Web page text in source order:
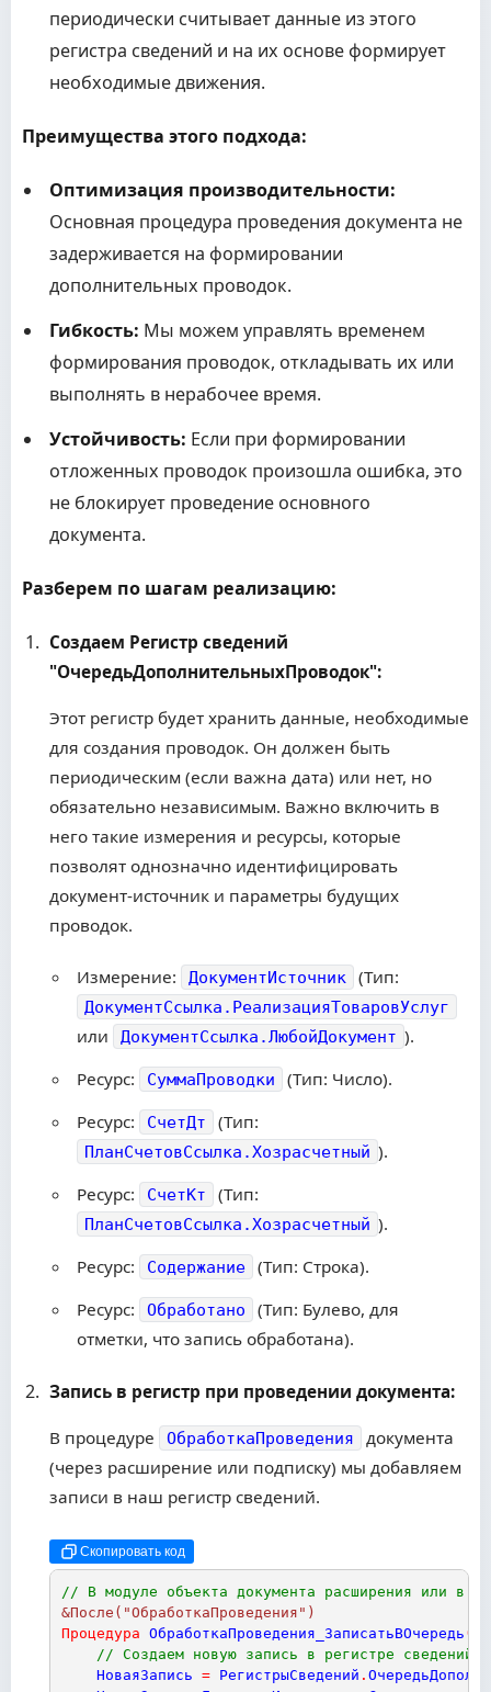
периодически считывает данные из этого
регистра сведений и на их основе формирует
необходимые движения.
Преимущества этого подхода:
Оптимизация производительности:
Основная процедура проведения документа не
задерживается на формировании
дополнительных проводок.
Гибкость: Мы можем управлять временем
формирования проводок, откладывать их или
выполнять в нерабочее время.
Устойчивость: Если при формировании
отложенных проводок произошла ошибка, это
не блокирует проведение основного
документа.
Разберем по шагам реализацию:
Создаем Регистр сведений
"ОчередьДополнительныхПроводок":
Этот регистр будет хранить данные, необходимые
для создания проводок. Он должен быть
периодическим (если важна дата) или нет, но
обязательно независимым. Важно включить в
него такие измерения и ресурсы, которые
позволят однозначно идентифицировать
документ-источник и параметры будущих
проводок.
Измерение: ДокументИсточник (Тип:
ДокументСсылка.РеализацияТоваровУслуг
или ДокументСсылка.ЛюбойДокумент ).
Ресурс:
СуммаПроводки
(Тип: Число).
Ресурс:
СчетДт (Тип:
ПланСчетовСсылка.Хозрасчетный ).
Ресурс:
СчетКт (Тип:
ПланСчетовСсылка.Хозрасчетный ).
Ресурс:
Содержание
(Тип: Строка).
Ресурс:
Обработано
(Тип: Булево, для
отметки, что запись обработана).
Запись в регистр при проведении документа:
В процедуре ОбработкаПроведения
документа
(через расширение или подписку) мы добавляем
записи в наш регистр сведений.
Скопировать код
// В модуле объекта документа расширения или в
&После("ОбработкаПроведения")
Процедура ОбработкаПроведения_ЗаписатьВОчередь (
// Создаем новую запись в регистре сведений
НоваяЗапись = РегистрыСведений .